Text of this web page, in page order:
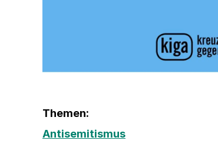
Themen:
Antisemitismus